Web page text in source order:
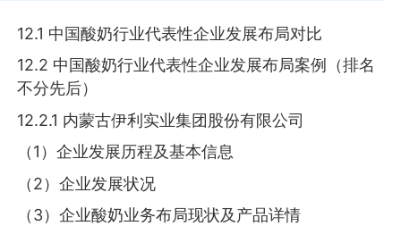
12.1 中国酸奶行业代表性企业发展布局对比
12.2 中国酸奶行业代表性企业发展布局案例（排名
不分先后）
12.2.1 内蒙古伊利实业集团股份有限公司
（1）企业发展历程及基本信息
（2）企业发展状况
（3）企业酸奶业务布局现状及产品详情